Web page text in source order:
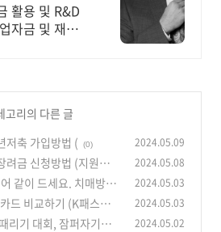
활용 및 R&D
자금 및 재무
고리의 다른 글
저축 가입방법 (
(0) 2024.05.09
금 신청방법 (지원금신
2024.05.08
같이 드세요. 치매방지
(10)
2024.05.03
드 비교하기 (K패스카
2024.05.03
리기 대회, 잠퍼자기대
2024.05.02